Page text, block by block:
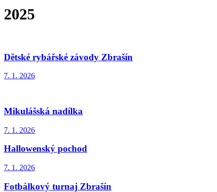
2025
Dětské rybářské závody Zbrašín
7. 1. 2026
Mikulášská nadílka
7. 1. 2026
Hallowenský pochod
7. 1. 2026
Fotbálkový turnaj Zbrašín